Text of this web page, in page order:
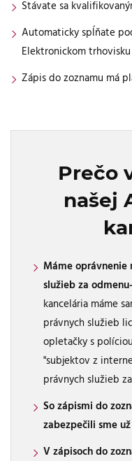
Stávate sa
Automaticky spĺňate
Elektronickom trhovisku
Zápis do zoznamu má
Prečo
našej
Máme oprávnenie
služieb za
kancelária máme
právnych služieb
opletačky s
"subjektov z
právnych služieb
So zápismi do
zabezpečili sme
V zápisoch do